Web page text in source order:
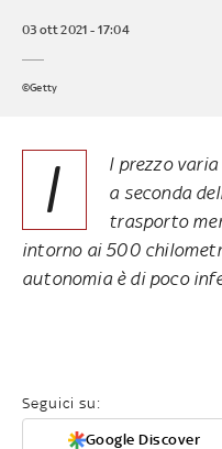
03 ott 2021 - 17:04
©Getty
I
l prezzo
a seconda
trasporto
intorno ai 500
autonomia è di poco
Seguici su:
Google Discover